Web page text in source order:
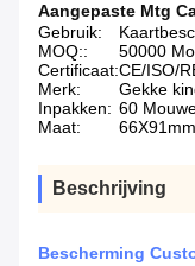
Aangepaste Mtg
Gebruik:
MOQ::
50000
Certificaat:CE/ISO/
Merk:
Gekke
Inpakken: 60
Maat:
66X91mm
Beschrijving
Bescherming